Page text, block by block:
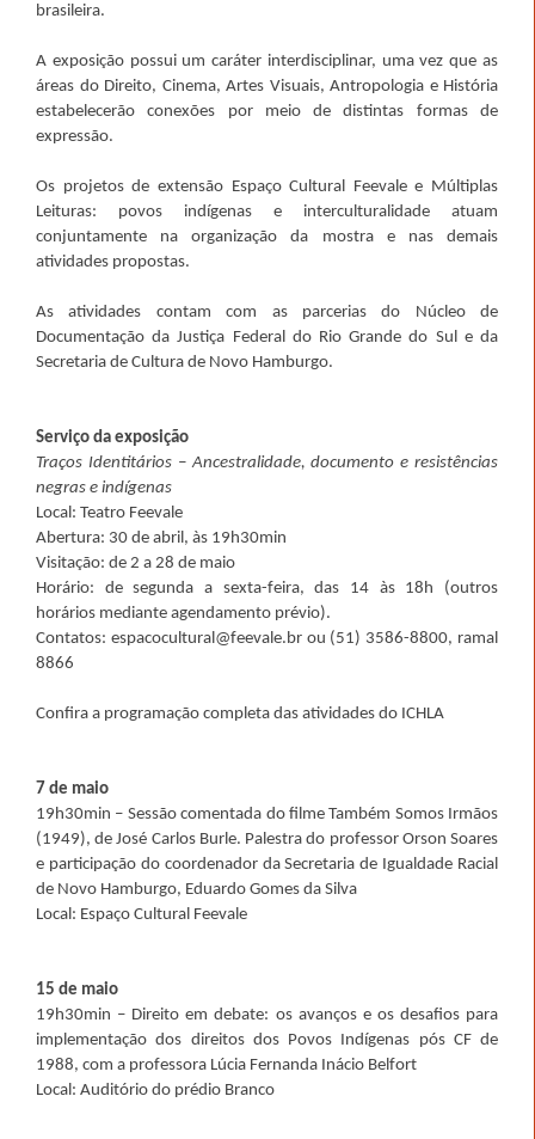
brasileira.
A exposição possui um caráter interdisciplinar, uma vez que as
áreas do Direito, Cinema, Artes Visuais, Antropologia e História
estabelecerão conexões por meio de distintas formas de
expressão.
Os projetos de extensão Espaço Cultural Feevale e Múltiplas
Leituras: povos indígenas e interculturalidade atuam
conjuntamente na organização da mostra e nas demais
atividades propostas.
As atividades contam com as parcerias do Núcleo de
Documentação da Justiça Federal do Rio Grande do Sul e da
Secretaria de Cultura de Novo Hamburgo.
Serviço da exposição
Traços Identitários – Ancestralidade, documento e resistências
negras e indígenas
Local: Teatro Feevale
Abertura: 30 de abril, às 19h30min
Visitação: de 2 a 28 de maio
Horário: de segunda a sexta-feira, das 14 às 18h (outros
horários mediante agendamento prévio).
Contatos: espacocultural@feevale.br ou (51) 3586-8800, ramal
8866
Confira a programação completa das atividades do ICHLA
7 de maio
19h30min – Sessão comentada do filme Também Somos Irmãos
(1949), de José Carlos Burle. Palestra do professor Orson Soares
e participação do coordenador da Secretaria de Igualdade Racial
de Novo Hamburgo, Eduardo Gomes da Silva
Local: Espaço Cultural Feevale
15 de maio
19h30min – Direito em debate: os avanços e os desafios para
implementação dos direitos dos Povos Indígenas pós CF de
1988, com a professora Lúcia Fernanda Inácio Belfort
Local: Auditório do prédio Branco